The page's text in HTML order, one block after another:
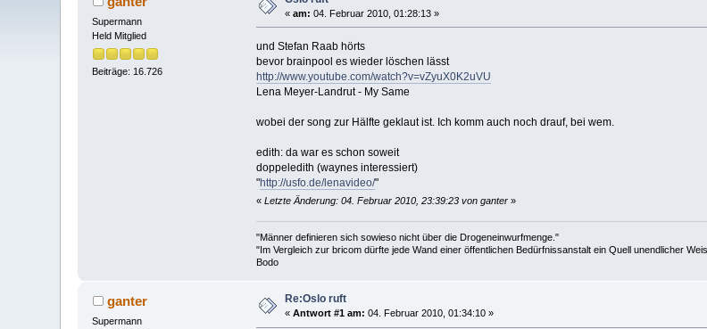
Supermann
Held Mitglied
Beiträge: 16.726
«am: 04. Februar 2010, 01:28:13 »
und Stefan Raab hörts
bevor brainpool es wieder löschen lässt
http://www.youtube.com/watch?v=vZyuX0K2uVU
Lena Meyer-Landrut - My Same
wobei der song zur Hälfte geklaut ist. Ich komm auch noch drauf, bei wem.
edith: da war es schon soweit
doppeledith (waynes interessiert)
"http://usfo.de/lenavideo/"
« Letzte Änderung: 04. Februar 2010, 23:39:23 von ganter»
"Männer definieren sich sowieso nicht über die Drogeneinwurfmenge."
"Im Vergleich zur bricom dürfte jede Wand einer öffentlichen Bedürfnissanstalt ein Quell unendlicher
Bodo
ganter
Supermann
Re:Oslo ruft
«Antwort #1 am: 04. Februar 2010, 01:34:10 »